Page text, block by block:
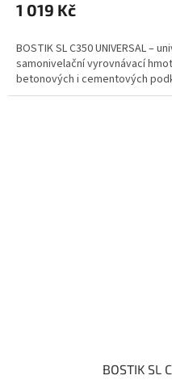
1 019 Kč
BOSTIK SL C350 UNIVERSAL –
samonivelační vyrovnávací
betonových i cementových
BOSTIK SL